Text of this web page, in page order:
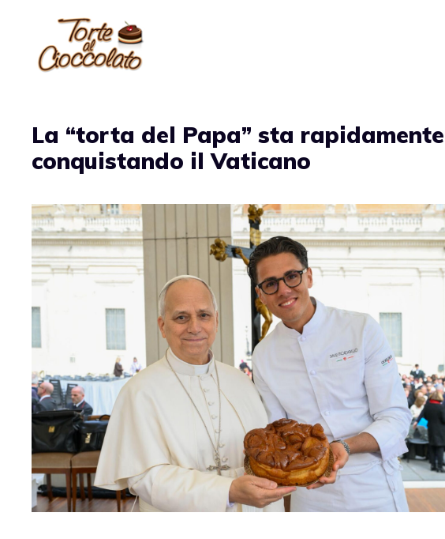
contenuto
La “torta del Papa” sta rapidamente
conquistando il Vaticano